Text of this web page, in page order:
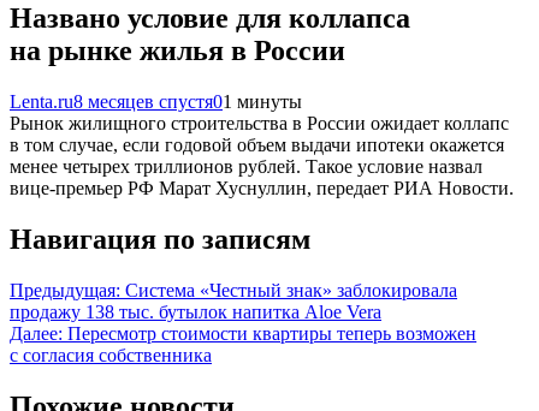
Названо условие для коллапса
на рынке жилья в России
Lenta.ru8 месяцев спустя01 минуты
Рынок жилищного строительства в России ожидает коллапс
в том случае, если годовой объем выдачи ипотеки окажется
менее четырех триллионов рублей. Такое условие назвал
вице-премьер РФ Марат Хуснуллин, передает РИА Новости.
Навигация по записям
Предыдущая: Система «Честный знак» заблокировала
продажу 138 тыс. бутылок напитка Aloe Vera
Далее: Пересмотр стоимости квартиры теперь возможен
с согласия собственника